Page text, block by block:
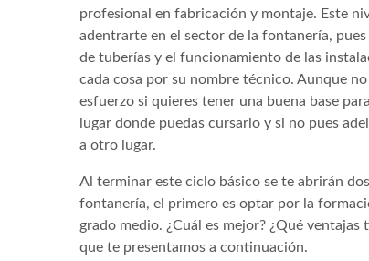
profesional en fabricación y montaje. Este
adentrarte en el sector de la fontanería,
de tuberías y el funcionamiento de las
cada cosa por su nombre técnico. Aunque
esfuerzo si quieres tener una buena base
lugar donde puedas cursarlo y si no pues
a otro lugar.
Al terminar este ciclo básico se te abrirán
fontanería, el primero es optar por la
grado medio. ¿Cuál es mejor? ¿Qué
que te presentamos a continuación.